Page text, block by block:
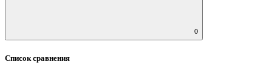
0
Список сравнения